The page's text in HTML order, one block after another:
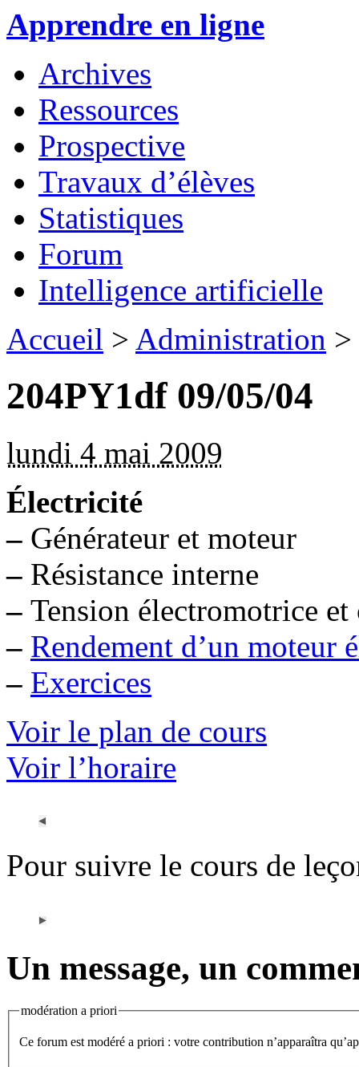
Apprendre en ligne
Archives
Ressources
Prospective
Travaux d’élèves
Statistiques
Forum
Intelligence artificielle
Accueil > Administration >
204PY1df 09/05/04
lundi 4 mai 2009
Électricité
– Générateur et moteur
– Résistance interne
– Tension électromotrice
– Rendement d’un moteur
– Exercices
Voir le plan de cours
Voir l’horaire
Pour suivre le cours de
Un message, un
modération a priori
Ce forum est modéré a priori : votre contribution n’apparaîtra